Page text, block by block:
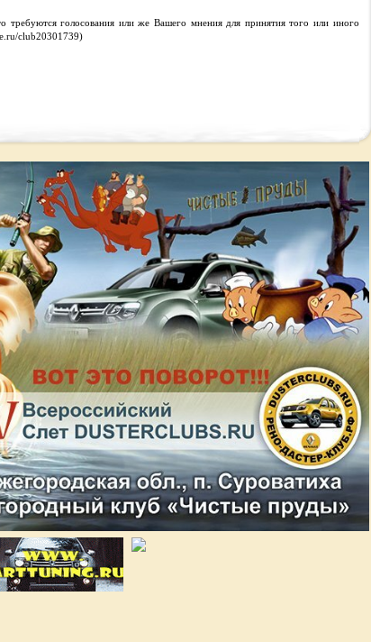
требуются голосования или же Вашего мнения для принятия того или иного
club20301739)